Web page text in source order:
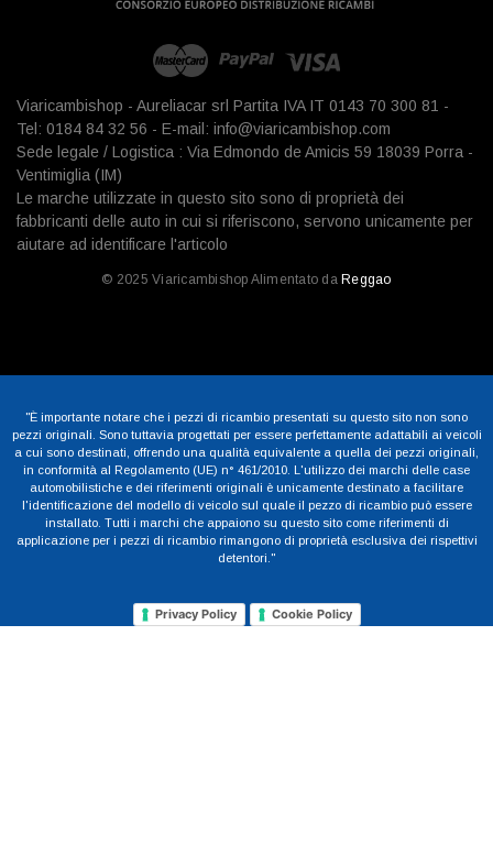
Viaricambishop - Aureliacar srl Partita IVA IT 0143 70 300 81 -
Tel: 0184 84 32 56 - E-mail: info@viaricambishop.com
Sede legale / Logistica : Via Edmondo de Amicis 59 18039 Porra -
Ventimiglia (IM)
Le marche utilizzate in questo sito sono di proprietà dei
fabbricanti delle auto in cui si riferiscono, servono unicamente per
aiutare ad identificare l'articolo
© 2025 Viaricambishop Alimentato da Reggao
"È importante notare che i pezzi di ricambio presentati su questo sito non sono
pezzi originali. Sono tuttavia progettati per essere perfettamente adattabili ai veicoli
a cui sono destinati, offrendo una qualità equivalente a quella dei pezzi originali,
in conformità al Regolamento (UE) n° 461/2010. L'utilizzo dei marchi delle case
automobilistiche e dei riferimenti originali è unicamente destinato a facilitare
l'identificazione del modello di veicolo sul quale il pezzo di ricambio può essere
installato. Tutti i marchi che appaiono su questo sito come riferimenti di
applicazione per i pezzi di ricambio rimangono di proprietà esclusiva dei rispettivi
detentori."
Privacy Policy Cookie Policy